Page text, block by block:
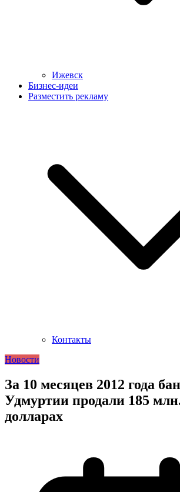
Ижевск
Бизнес-идеи
Разместить рекламу
Контакты
Новости
За 10 месяцев 2012 года
Удмуртии продали 185
долларах